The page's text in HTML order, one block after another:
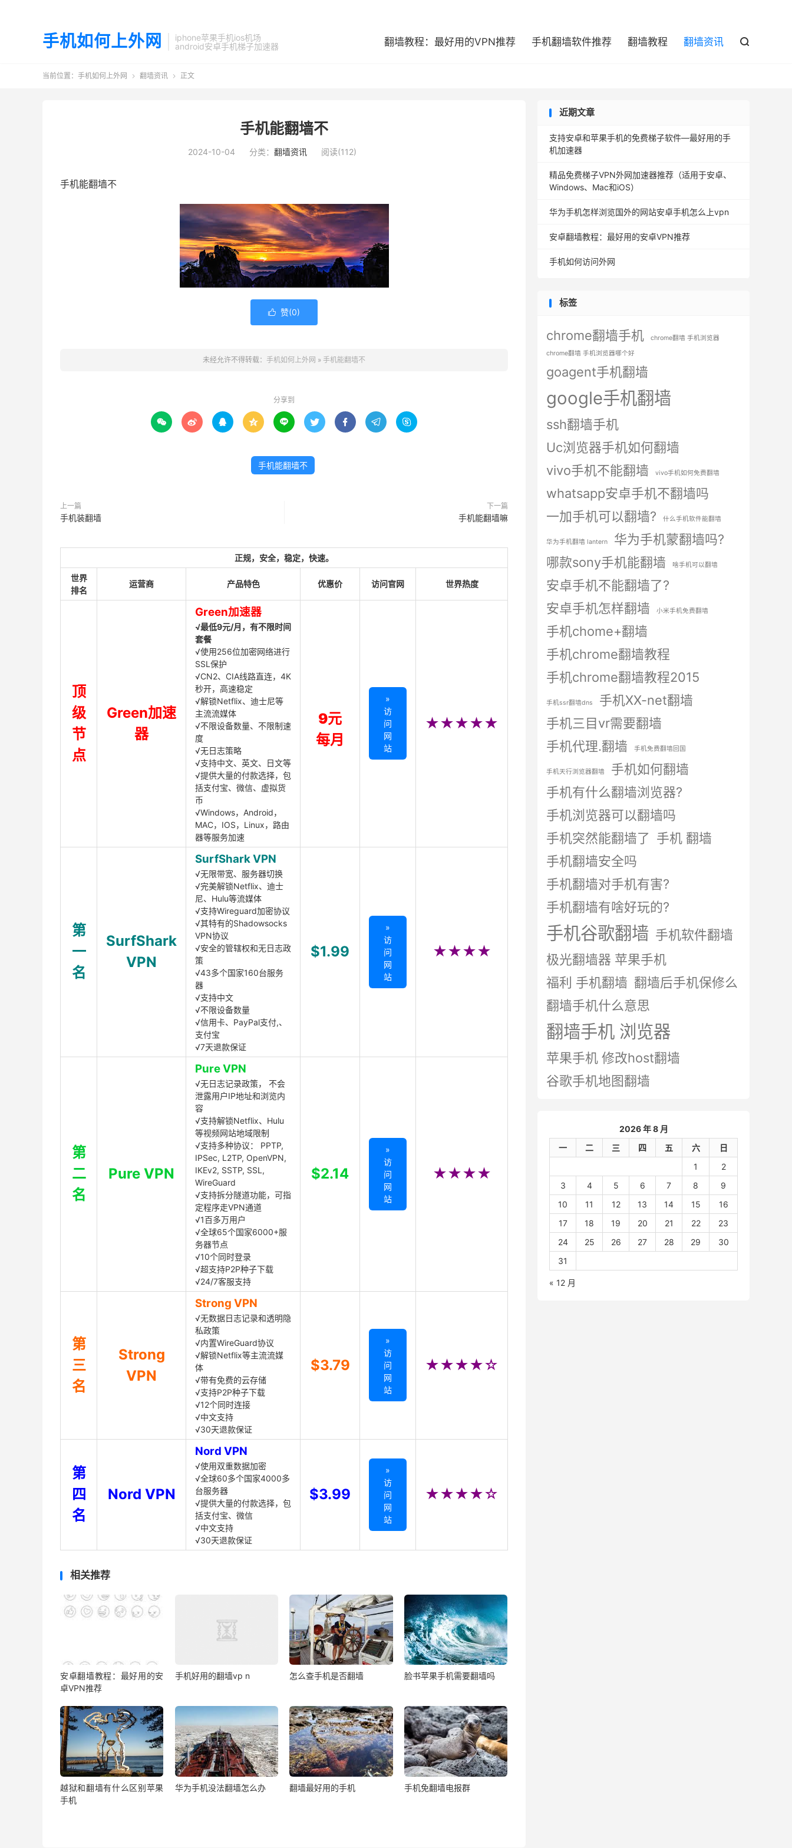
手机如何上外网
iphone苹果手机ios机场
android安卓手机梯子加速器
翻墙教程：最好用的VPN推荐 手机翻墙软件推荐 翻墙教程 翻墙资讯 
当前位置： 手机如何上外网  翻墙资讯  正文
手机能翻墙不
2024-10-04 分类： 翻墙资讯 阅读(112)
手机能翻墙不
 赞(0)
未经允许不得转载： 手机如何上外网 » 手机能翻墙不
分享到
        
手机能翻墙不
上一篇
手机装翻墙
下一篇
手机能翻墙嘛
正规，安全，稳定，快速。
世界
排名
运营商 产品特色 优惠价 访问官网 世界热度
顶
级
节
点
Green加速
器
Green加速器
√最低9元/月，有不限时间
套餐
√使用256位加密网络进行
SSL保护
√CN2、CIA线路直连，4K
秒开，高速稳定
√解锁Netflix、迪士尼等
主流流媒体
√不限设备数量、不限制速
度
√无日志策略
√支持中文、英文、日文等
√提供大量的付款选择，包
括支付宝、微信、虚拟货
币
√Windows，Android，
MAC，IOS，Linux，路由
器等服务加速
9元
每月
»
访
问
网
站
★★★★★
第
一
名
SurfShark
VPN
SurfShark VPN
√无限带宽、服务器切换
√完美解锁Netflix、迪士
尼、Hulu等流媒体
√支持Wireguard加密协议
√其特有的Shadowsocks
VPN协议
√安全的管辖权和无日志政
策
√43多个国家160台服务
器
√支持中文
√不限设备数量
√信用卡、PayPal支付,、
支付宝
√7天退款保证
$1.99
»
访
问
网
站
★★★★
第
二
名
Pure VPN
Pure VPN
√无日志记录政策， 不会
泄露用户IP地址和浏览内
容
√支持解锁Netflix、Hulu
等视频网站地域限制
√支持多种协议： PPTP,
IPSec, L2TP, OpenVPN,
IKEv2, SSTP, SSL,
WireGuard
√支持拆分隧道功能，可指
定程序走VPN通道
√1百多万用户
√全球65个国家6000+服
务器节点
√10个同时登录
√超支持P2P种子下载
√24/7客服支持
$2.14
»
访
问
网
站
★★★★
第
三
名
Strong
VPN
Strong VPN
√无数据日志记录和透明隐
私政策
√内置WireGuard协议
√解锁Netflix等主流流媒
体
√带有免费的云存储
√支持P2P种子下载
√12个同时连接
√中文支持
√30天退款保证
$3.79
»
访
问
网
站
★★★★☆
第
四
名
Nord VPN
Nord VPN
√使用双重数据加密
√全球60多个国家4000多
台服务器
√提供大量的付款选择，包
括支付宝、微信
√中文支持
√30天退款保证
$3.99
»
访
问
网
站
★★★★☆
相关推荐
安卓翻墙教程：最好用的安
卓VPN推荐
手机好用的翻墙vp n 怎么查手机是否翻墙 脸书苹果手机需要翻墙吗
越狱和翻墙有什么区别苹果
手机
华为手机没法翻墙怎么办 翻墙最好用的手机 手机免翻墙电报群
近期文章
支持安卓和苹果手机的免费梯子软件—最好用的手
机加速器
精品免费梯子VPN外网加速器推荐（适用于安卓、
Windows、Mac和iOS）
华为手机怎样浏览国外的网站安卓手机怎么上vpn
安卓翻墙教程：最好用的安卓VPN推荐
手机如何访问外网
标签
chrome翻墙手机
chrome翻墙 手机浏览器
chrome翻墙 手机浏览器哪个好
goagent手机翻墙
google手机翻墙
ssh翻墙手机
Uc浏览器手机如何翻墙
vivo手机不能翻墙
vivo手机如何免费翻墙
whatsapp安卓手机不翻墙吗
一加手机可以翻墙?
什么手机软件能翻墙
华为手机翻墙 lantern
华为手机蒙翻墙吗?
哪款sony手机能翻墙
啥手机可以翻墙
安卓手机不能翻墙了?
安卓手机怎样翻墙
小米手机免费翻墙
手机chome+翻墙
手机chrome翻墙教程
手机chrome翻墙教程2015
手机ssr翻墙dns
手机XX-net翻墙
手机三目vr需要翻墙
手机代理.翻墙
手机免费翻墙回国
手机天行浏览器翻墙
手机如何翻墙
手机有什么翻墙浏览器?
手机浏览器可以翻墙吗
手机突然能翻墙了 手机 翻墙
手机翻墙安全吗
手机翻墙对手机有害?
手机翻墙有啥好玩的?
手机谷歌翻墙 手机软件翻墙
极光翻墙器 苹果手机
福利 手机翻墙 翻墙后手机保修么
翻墙手机什么意思
翻墙手机 浏览器
苹果手机 修改host翻墙
谷歌手机地图翻墙
2026 年 8 月
一
二 三 四 五 六
日
1
2
3
4 5 6 7 8
9
10
11 12 13 14 15
16
17
18 19 20 21 22
23
24
25 26 27 28 29
30
31
« 12 月